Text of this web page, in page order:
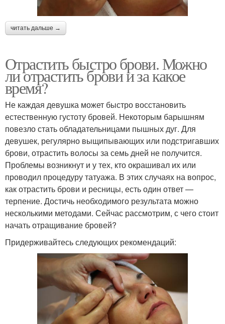
читать дальше →
Отрастить быстро брови. Можно
ли отрастить брови и за какое
время?
Не каждая девушка может быстро восстановить
естественную густоту бровей. Некоторым барышням
повезло стать обладательницами пышных дуг. Для
девушек, регулярно выщипывающих или подстригавших
брови, отрастить волосы за семь дней не получится.
Проблемы возникнут и у тех, кто окрашивал их или
проводил процедуру татуажа. В этих случаях на вопрос,
как отрастить брови и ресницы, есть один ответ —
терпение. Достичь необходимого результата можно
несколькими методами. Сейчас рассмотрим, с чего стоит
начать отращивание бровей?
Придерживайтесь следующих рекомендаций: